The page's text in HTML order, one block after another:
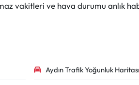
vakitleri ve hava durumu anlık
Aydın Trafik Yoğunluk Haritası